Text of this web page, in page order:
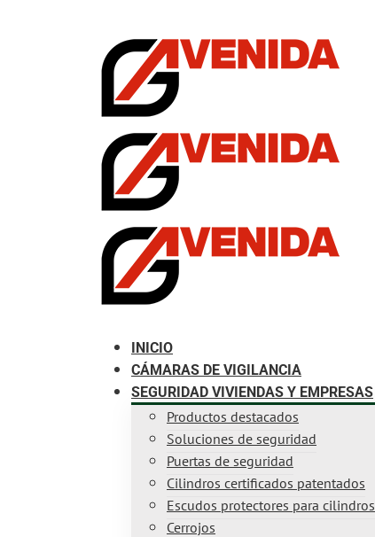
INICIO
CÁMARAS DE VIGILANCIA
SEGURIDAD VIVIENDAS Y EMPRESAS
Productos destacados
Soluciones de seguridad
Puertas de seguridad
Cilindros certificados patentados
Escudos protectores para cilindros
Cerrojos